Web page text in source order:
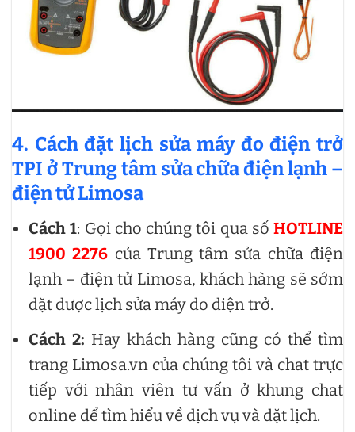
4. Cách đặt lịch sửa máy đo điện trở
TPI ở Trung tâm sửa chữa điện lạnh –
điện tử Limosa
Cách 1: Gọi cho chúng tôi qua số HOTLINE
1900 2276 của Trung tâm sửa chữa điện
lạnh – điện tử Limosa, khách hàng sẽ sớm
đặt được lịch sửa máy đo điện trở.
Cách 2: Hay khách hàng cũng có thể tìm
trang Limosa.vn của chúng tôi và chat trực
tiếp với nhân viên tư vấn ở khung chat
online để tìm hiểu về dịch vụ và đặt lịch.